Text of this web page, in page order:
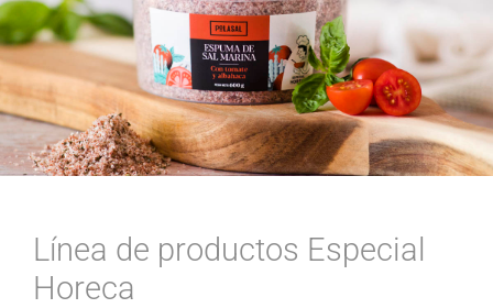
Línea de productos Especial
Horeca